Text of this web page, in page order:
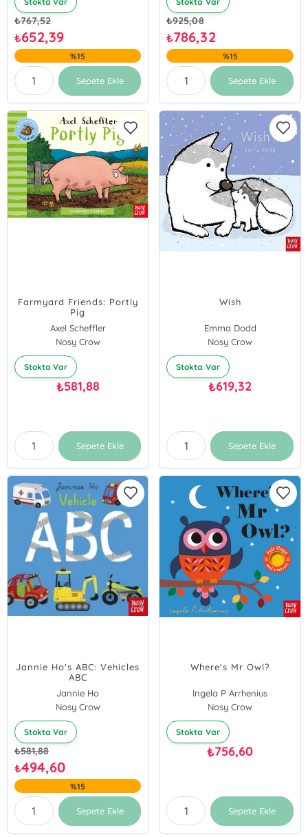
₺767,52
₺652,39
%15
Sepete Ekle
₺925,08
₺786,32
%15
Sepete Ekle
Farmyard Friends: Portly
Pig
Axel Scheffler
Nosy Crow
Stokta Var
₺581,88
Sepete Ekle
Wish
Emma Dodd
Nosy Crow
Stokta Var
₺619,32
Sepete Ekle
Jannie Ho's ABC: Vehicles
ABC
Jannie Ho
Nosy Crow
Stokta Var
₺581,88
₺494,60
%15
Sepete Ekle
Where's Mr Owl?
Ingela P Arrhenius
Nosy Crow
Stokta Var
₺756,60
Sepete Ekle